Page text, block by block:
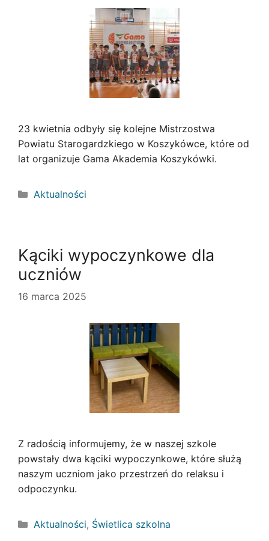
23 kwietnia odbyły się kolejne Mistrzostwa
Powiatu Starogardzkiego w Koszykówce, które od
lat organizuje Gama Akademia Koszykówki.
Kategorie
Aktualności
Kąciki wypoczynkowe dla
uczniów
16 marca 2025
Z radością informujemy, że w naszej szkole
powstały dwa kąciki wypoczynkowe, które służą
naszym uczniom jako przestrzeń do relaksu i
odpoczynku.
Kategorie
Aktualności, Świetlica szkolna